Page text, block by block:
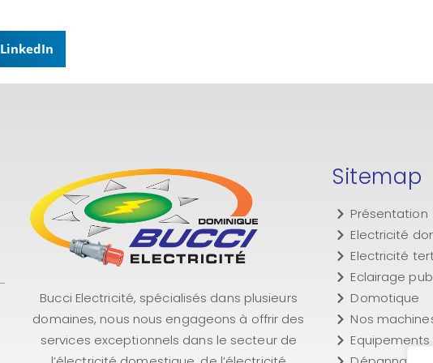
LinkedIn
Bucci Electricité, spécialisés dans plusieurs
domaines, nous nous engageons à offrir des
services exceptionnels dans le secteur de
Sitemap
Présentation
Electricité
Electricité
Eclairage
Domotique
Nos
Equipements